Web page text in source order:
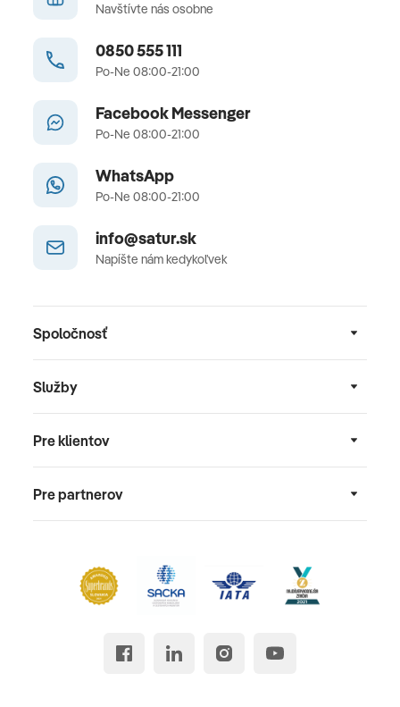
Navštívte nás osobne
0850 555 111
Po-Ne 08:00-21:00
Facebook Messenger
Po-Ne 08:00-21:00
WhatsApp
Po-Ne 08:00-21:00
info@satur.sk
Napíšte nám kedykoľvek
Spoločnosť
Služby
Pre klientov
Pre partnerov